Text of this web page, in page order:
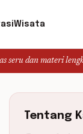
Wisata
hanya di
Tentang